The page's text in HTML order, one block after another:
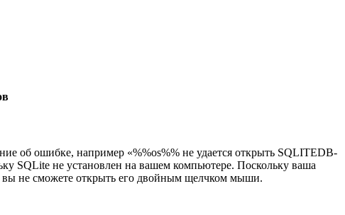
об ошибке, например «%%os%% не удается открыть SQLITEDB-
SQLite не установлен на вашем компьютере. Поскольку ваша
вы не сможете открыть его двойным щелчком мыши.